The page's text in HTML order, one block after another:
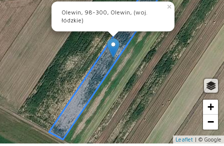
Olewin, 98-300, Olewin, (woj.
łódzkie)
×
+
−
Leaflet | © Google